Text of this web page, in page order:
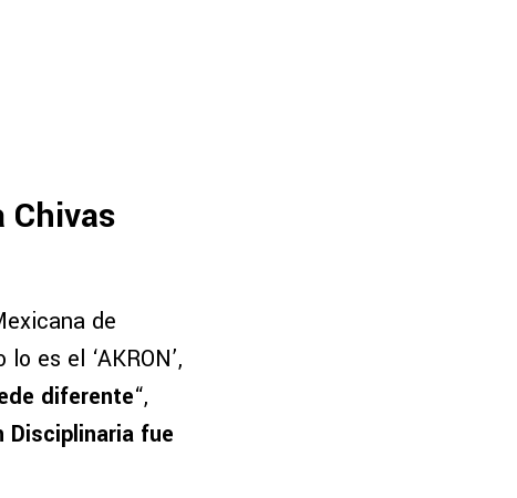
Chivas
de
es el ‘AKRON’,
diferente“,
Disciplinaria fue